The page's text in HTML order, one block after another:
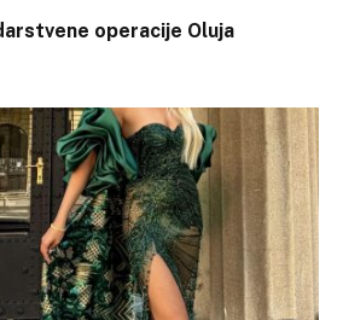
operacije Oluja